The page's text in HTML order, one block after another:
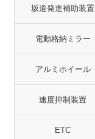
坂道発進補助装置
電動格納ミラー
アルミホイール
速度抑制装置
ETC